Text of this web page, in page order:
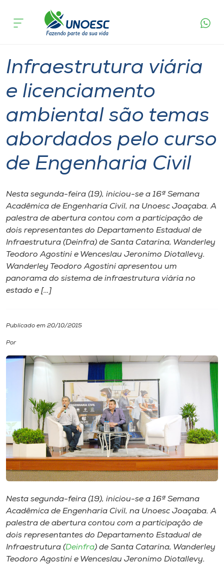
Cursos
Pesquisa
Atendimento ao Estudante
Portal de Ensino
Internacionalização
I.nova
Diplomados
Biblioteca
Editora
Rádio
Museu
Unoesc
Store
Selecione
acontece
Civil
Infraestrutura viária
e licenciamento
ambiental são temas
abordados pelo curso
de Engenharia Civil
Nesta segunda-feira (19), iniciou-se a 16ª Semana
Acadêmica de Engenharia Civil, na Unoesc Joaçaba. A
palestra de abertura contou com a participação de
dois representantes do Departamento Estadual de
Infraestrutura (Deinfra) de Santa Catarina, Wanderley
Teodoro Agostini e Wenceslau Jeronimo Diotallevy.
Wanderley Teodoro Agostini apresentou um
panorama do sistema de infraestrutura viária no
estado e […]
Publicado em 20/10/2015
Por
Nesta segunda-feira (19), iniciou-se a 16ª Semana
Acadêmica de Engenharia Civil, na Unoesc Joaçaba. A
palestra de abertura contou com a participação de
dois representantes do Departamento Estadual de
Infraestrutura (Deinfra) de Santa Catarina, Wanderley
Teodoro Agostini e Wenceslau Jeronimo Diotallevy.